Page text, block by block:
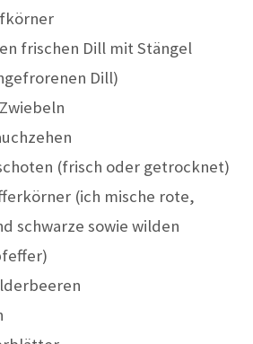
frischen Dill mit Stängel
Dill)
(frisch oder getrocknet)
(ich mische rote,
schwarze sowie wilden